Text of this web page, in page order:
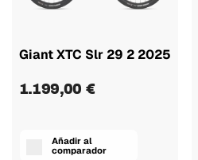
Giant XTC Slr 29 2 2025
1.199,00 €
Añadir al
comparador